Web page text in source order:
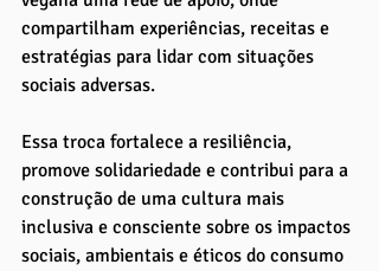
compartilham experiências, receitas e
estratégias para lidar com situações
sociais adversas.
Essa troca fortalece a resiliência,
promove solidariedade e contribui para a
construção de uma cultura mais
inclusiva e consciente sobre os impactos
sociais, ambientais e éticos do consumo